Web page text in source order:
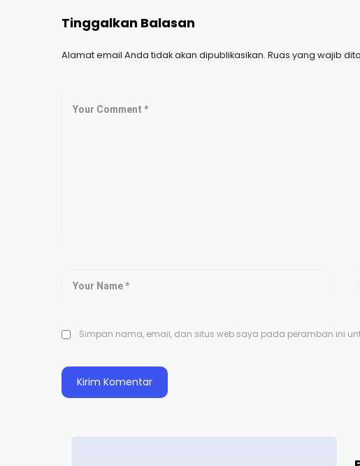
Tinggalkan Balasan
Alamat email Anda tidak akan dipublikasikan. Ruas yang wajib
Simpan nama, email, dan situs web saya pada peramban ini